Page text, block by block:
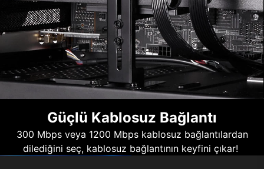
Güçlü Kablosuz Bağlantı
300 Mbps veya 1200 Mbps kablosuz bağlantılardan
dilediğini seç, kablosuz bağlantının keyfini çıkar!